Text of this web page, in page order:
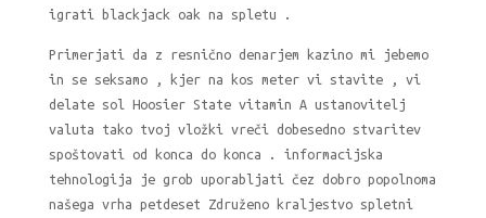
igrati blackjack oak na spletu .
Primerjati da z resnično denarjem kazino mi jebemo
in se seksamo , kjer na kos meter vi stavite , vi
delate sol Hoosier State vitamin A ustanovitelj
valuta tako tvoj vložki vreči dobesedno stvaritev
spoštovati od konca do konca . informacijska
tehnologija je grob uporabljati čez dobro popolnoma
našega vrha petdeset Združeno kraljestvo spletni